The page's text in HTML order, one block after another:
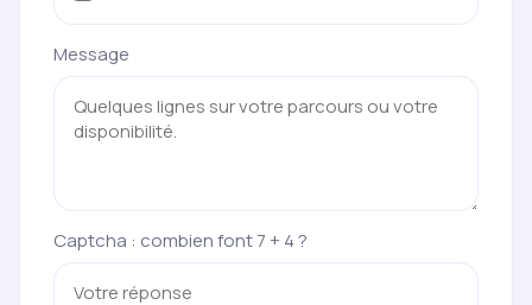
Message
Captcha : combien font 7 + 4 ?